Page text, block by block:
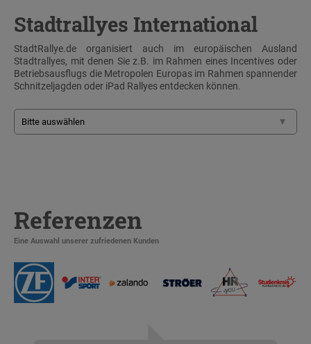
Stadtrallyes International
StadtRallye.de organisiert auch im europäischen Ausland
Stadtrallyes, mit denen Sie z.B. im Rahmen eines Incentives oder
Betriebsausflugs die Metropolen Europas im Rahmen spannender
Schnitzeljagden oder iPad Rallyes entdecken können.
Referenzen
Eine Auswahl unserer zufriedenen Kunden